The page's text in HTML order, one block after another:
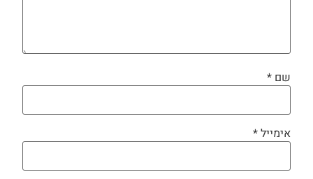
שם *
אימייל*